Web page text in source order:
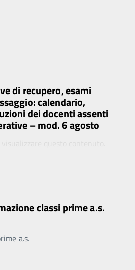
di recupero, esami
calendario,
dei docenti assenti
– mod. 6 agosto
classi prime a.s.
a.s.